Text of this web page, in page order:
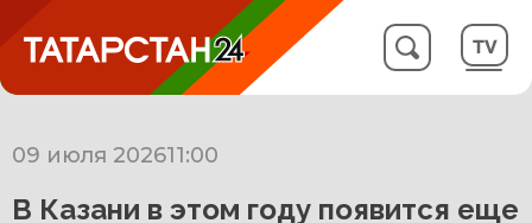
09 июля 202611:00
В Казани в этом году появится еще